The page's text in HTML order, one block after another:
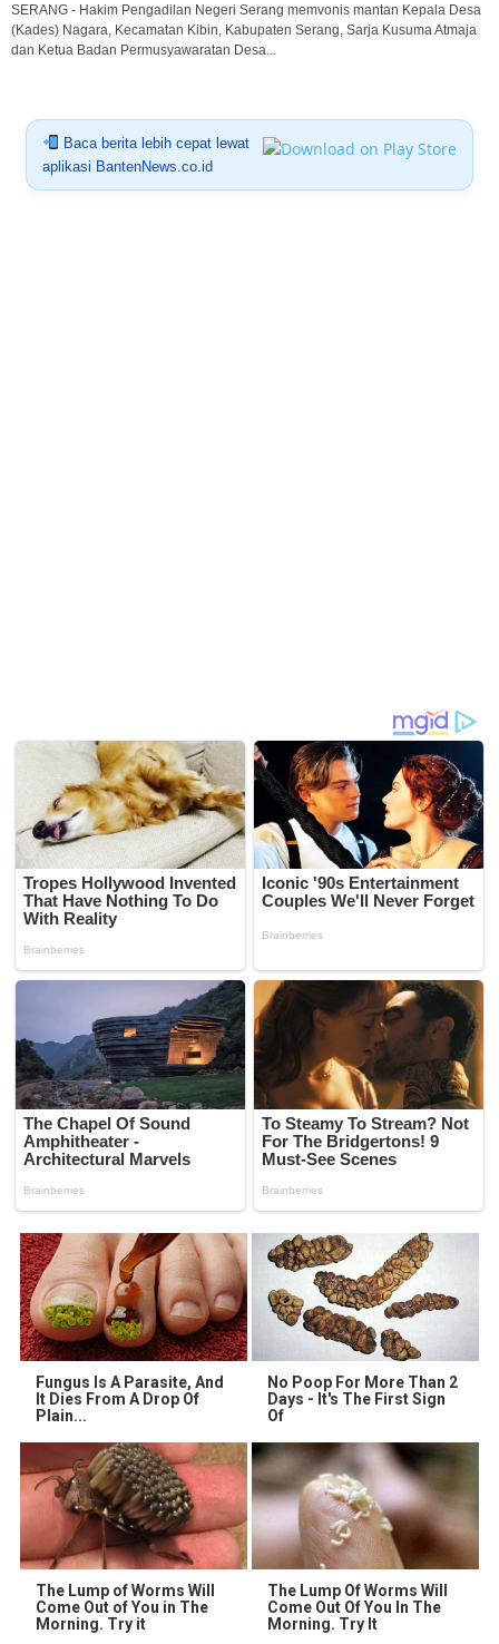
SERANG - Hakim Pengadilan Negeri Serang memvonis mantan Kepala Desa
(Kades) Nagara, Kecamatan Kibin, Kabupaten Serang, Sarja Kusuma Atmaja
dan Ketua Badan Permusyawaratan Desa...
Baca berita lebih cepat lewat
aplikasi BantenNews.co.id
Fungus Is A Parasite, And
It Dies From A Drop Of
Plain...
No Poop For More Than 2
Days - It's The First Sign
Of
The Lump of Worms Will
Come Out of You in The
Morning. Try it
The Lump Of Worms Will
Come Out Of You In The
Morning. Try It